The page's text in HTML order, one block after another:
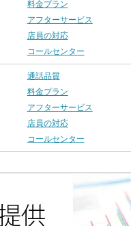
料金プラン
アフターサービス
店員の対応
コールセンター
通話品質
料金プラン
アフターサービス
店員の対応
コールセンター